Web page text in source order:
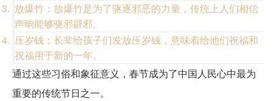
放爆竹：放爆竹是为了驱逐邪恶的力量，传统上人们相信
声响能够驱邪辟邪。
压岁钱：长辈给孩子们发放压岁钱，意味着给他们祝福和
祝福用于新的一年。
通过这些习俗和象征意义，春节成为了中国人民心中最为
重要的传统节日之一。